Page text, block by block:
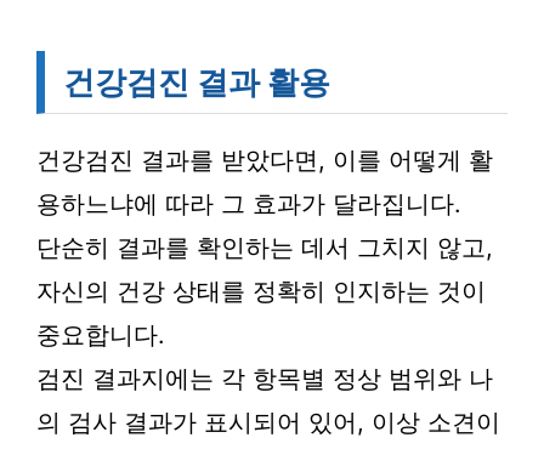
건강검진 결과 활용
건강검진 결과를 받았다면, 이를 어떻게 활
용하느냐에 따라 그 효과가 달라집니다.
단순히 결과를 확인하는 데서 그치지 않고,
자신의 건강 상태를 정확히 인지하는 것이
중요합니다.
검진 결과지에는 각 항목별 정상 범위와 나
의 검사 결과가 표시되어 있어, 이상 소견이